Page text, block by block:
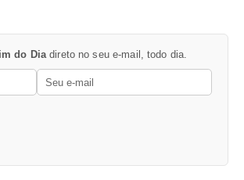
do Dia direto no seu e-mail, todo dia.